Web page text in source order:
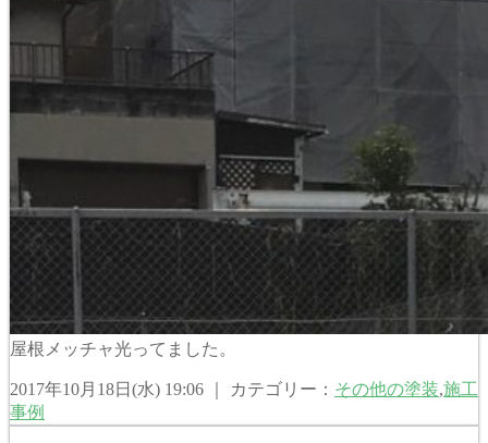
屋根メッチャ光ってました。
2017年10月18日(水) 19:06 ｜ カテゴリー： その他の塗装,施工
事例